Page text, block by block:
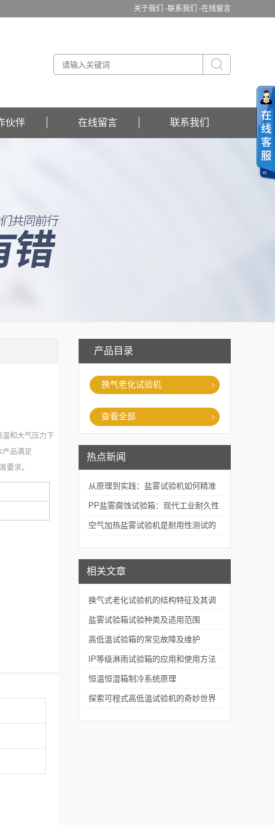
关于我们 -联系我们 -在线留言
伙伴 在线留言 联系我们
产品目录
换气老化试验机
查看全部
热点新闻
从原理到实践：盐雾试验机如何精准
模拟海洋腐蚀环境？
PP盐雾腐蚀试验箱：现代工业耐久性
评价的关键技术装备
空气加热盐雾试验机是耐用性测试的
相关文章
换气式老化试验机的结构特征及其调
节系统
盐雾试验箱试验种类及适用范围
高低温试验箱的常见故障及维护
IP等级淋雨试验箱的应用和使用方法
恒温恒湿箱制冷系统原理
探索可程式高低温试验机的奇妙世界
和大气压力下
产品满足
要求。